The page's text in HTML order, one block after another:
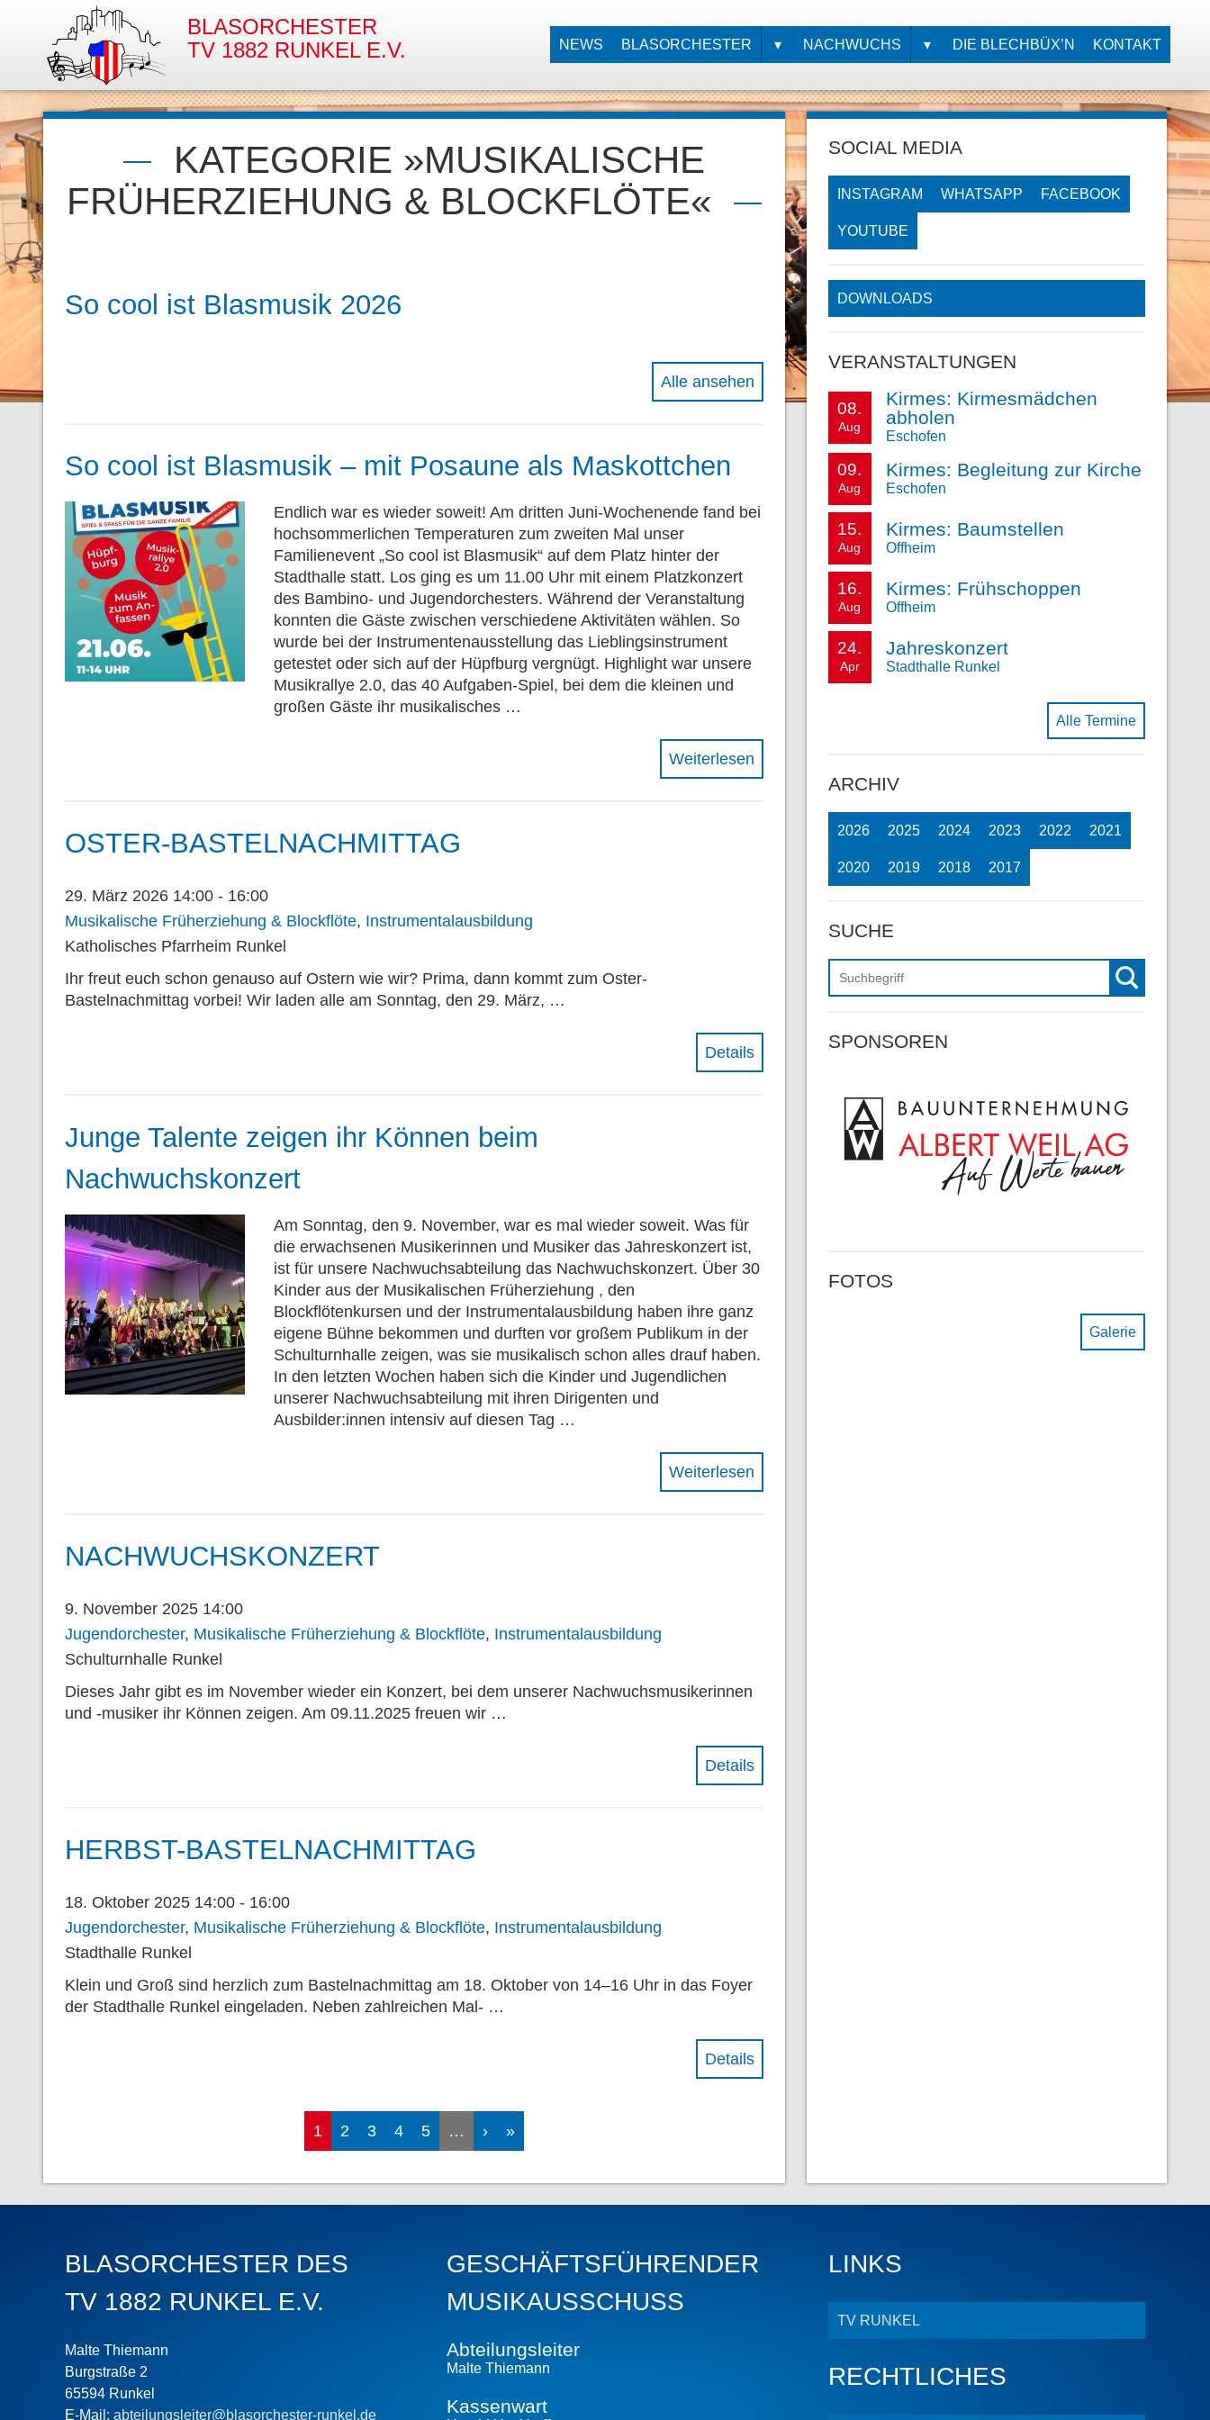
BLASORCHESTER
TV 1882 RUNKEL E.V.
NEWS BLASORCHESTER
DIRIGENT
MUSIKER
NACHWUCHS
JUGENDORCHESTER
MUSIKALISCHE
FRÜHERZIEHUNG
BLOCKFLÖTE
INSTRUMENTAL
DIE BLECHBÜX’N KONTAKT
KATEGORIE »MUSIKALISCHE
FRÜHERZIEHUNG & BLOCKFLÖTE«
So cool ist Blasmusik 2026
Alle ansehen
So cool ist Blasmusik – mit Posaune als Maskottchen
Endlich war es wieder soweit! Am dritten Juni-Wochenende fand bei
hochsommerlichen Temperaturen zum zweiten Mal unser
Familienevent „So cool ist Blasmusik“ auf dem Platz hinter der
Stadthalle statt. Los ging es um 11.00 Uhr mit einem Platzkonzert
des Bambino- und Jugendorchesters. Während der Veranstaltung
konnten die Gäste zwischen verschiedene Aktivitäten wählen. So
wurde bei der Instrumentenausstellung das Lieblingsinstrument
getestet oder sich auf der Hüpfburg vergnügt. Highlight war unsere
Musikrallye 2.0, das 40 Aufgaben-Spiel, bei dem die kleinen und
großen Gäste ihr musikalisches …
Weiterlesen
OSTER-BASTELNACHMITTAG
29. März 2026 14:00 - 16:00
Musikalische Früherziehung & Blockflöte, Instrumentalausbildung
Katholisches Pfarrheim Runkel
Ihr freut euch schon genauso auf Ostern wie wir? Prima, dann kommt zum Oster-
Bastelnachmittag vorbei! Wir laden alle am Sonntag, den 29. März, …
Details
Junge Talente zeigen ihr Können beim
Nachwuchskonzert
Am Sonntag, den 9. November, war es mal wieder soweit. Was für
die erwachsenen Musikerinnen und Musiker das Jahreskonzert ist,
ist für unsere Nachwuchsabteilung das Nachwuchskonzert. Über 30
Kinder aus der Musikalischen Früherziehung , den
Blockflötenkursen und der Instrumentalausbildung haben ihre ganz
eigene Bühne bekommen und durften vor großem Publikum in der
Schulturnhalle zeigen, was sie musikalisch schon alles drauf haben.
In den letzten Wochen haben sich die Kinder und Jugendlichen
unserer Nachwuchsabteilung mit ihren Dirigenten und
Ausbilder:innen intensiv auf diesen Tag …
Weiterlesen
NACHWUCHSKONZERT
9. November 2025 14:00
Jugendorchester, Musikalische Früherziehung & Blockflöte, Instrumentalausbildung
Schulturnhalle Runkel
Dieses Jahr gibt es im November wieder ein Konzert, bei dem unserer Nachwuchsmusikerinnen
und -musiker ihr Können zeigen. Am 09.11.2025 freuen wir …
Details
HERBST-BASTELNACHMITTAG
18. Oktober 2025 14:00 - 16:00
Jugendorchester, Musikalische Früherziehung & Blockflöte, Instrumentalausbildung
Stadthalle Runkel
Klein und Groß sind herzlich zum Bastelnachmittag am 18. Oktober von 14–16 Uhr in das Foyer
der Stadthalle Runkel eingeladen. Neben zahlreichen Mal- …
Details
1 2 3 4 5 … › »
SOCIAL MEDIA
INSTAGRAM WHATSAPP FACEBOOK
YOUTUBE
DOWNLOADS
VERANSTALTUNGEN
08.
Aug
Kirmes: Kirmesmädchen
abholen
Eschofen
09.
Aug
Kirmes: Begleitung zur Kirche
Eschofen
15.
Aug
Kirmes: Baumstellen
Offheim
16.
Aug
Kirmes: Frühschoppen
Offheim
24.
Apr
Jahreskonzert
Stadthalle Runkel
Alle Termine
ARCHIV
2026 2025 2024 2023 2022 2021
2020 2019 2018 2017
SUCHE
Suchen
SPONSOREN
FOTOS
Galerie
BLASORCHESTER DES
TV 1882 RUNKEL E.V.
Malte Thiemann
Burgstraße 2
65594 Runkel
E-Mail: abteilungsleiter@blasorchester-runkel.de
GESCHÄFTS­FÜHRENDER
MUSIKAUSSCHUSS
Abteilungs­leiter
Malte Thiemann
Kassenwart
LINKS
TV RUNKEL
RECHTLICHES